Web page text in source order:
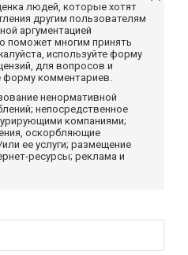
людей, которые хотят
другим пользователям
аргументацией
поможет многим принять
используйте форму
для вопросов и
форму комментариев.
ненормативной
непосредственное
компаниями;
оскорбляющие
ее услуги; размещение
ресурсы; реклама и